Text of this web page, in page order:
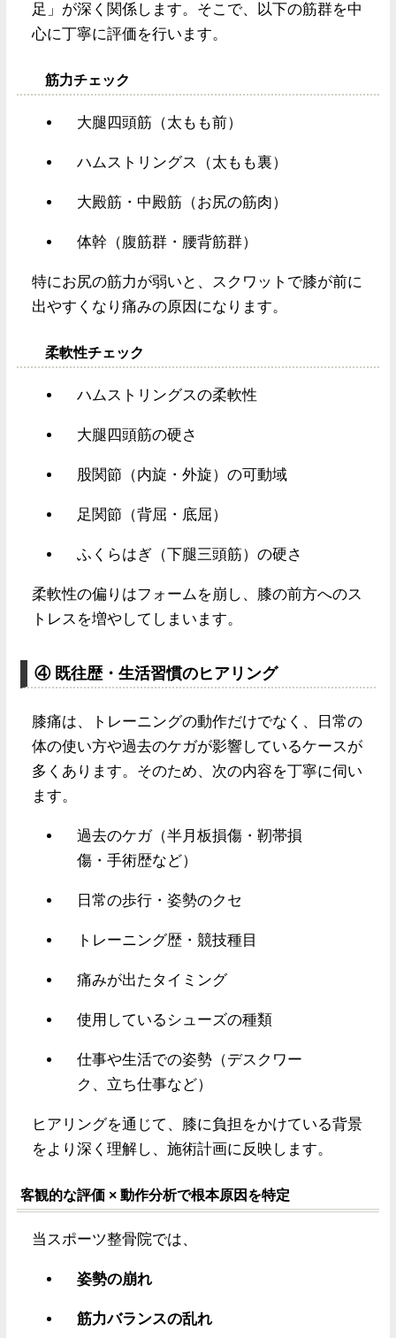
足」が深く関係します。そこで、以下の筋群を中
心に丁寧に評価を行います。
筋力チェック
大腿四頭筋（太もも前）
ハムストリングス（太もも裏）
大殿筋・中殿筋（お尻の筋肉）
体幹（腹筋群・腰背筋群）
特にお尻の筋力が弱いと、スクワットで膝が前に
出やすくなり痛みの原因になります。
柔軟性チェック
ハムストリングスの柔軟性
大腿四頭筋の硬さ
股関節（内旋・外旋）の可動域
足関節（背屈・底屈）
ふくらはぎ（下腿三頭筋）の硬さ
柔軟性の偏りはフォームを崩し、膝の前方へのス
トレスを増やしてしまいます。
④ 既往歴・生活習慣のヒアリング
膝痛は、トレーニングの動作だけでなく、日常の
体の使い方や過去のケガが影響しているケースが
多くあります。そのため、次の内容を丁寧に伺い
ます。
過去のケガ（半月板損傷・靭帯損
傷・手術歴など）
日常の歩行・姿勢のクセ
トレーニング歴・競技種目
痛みが出たタイミング
使用しているシューズの種類
仕事や生活での姿勢（デスクワー
ク、立ち仕事など）
ヒアリングを通じて、膝に負担をかけている背景
をより深く理解し、施術計画に反映します。
客観的な評価 × 動作分析で根本原因を特定
当スポーツ整骨院では、
姿勢の崩れ
筋力バランスの乱れ